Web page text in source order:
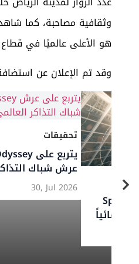
هو الأعلى عالميًا في قطاع
وقد تم الإعلان عن
تحقيقات
سوق مونديال 2026… أرقام قياسية،
الإقصائية